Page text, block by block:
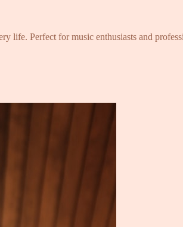
life. Perfect for music enthusiasts and